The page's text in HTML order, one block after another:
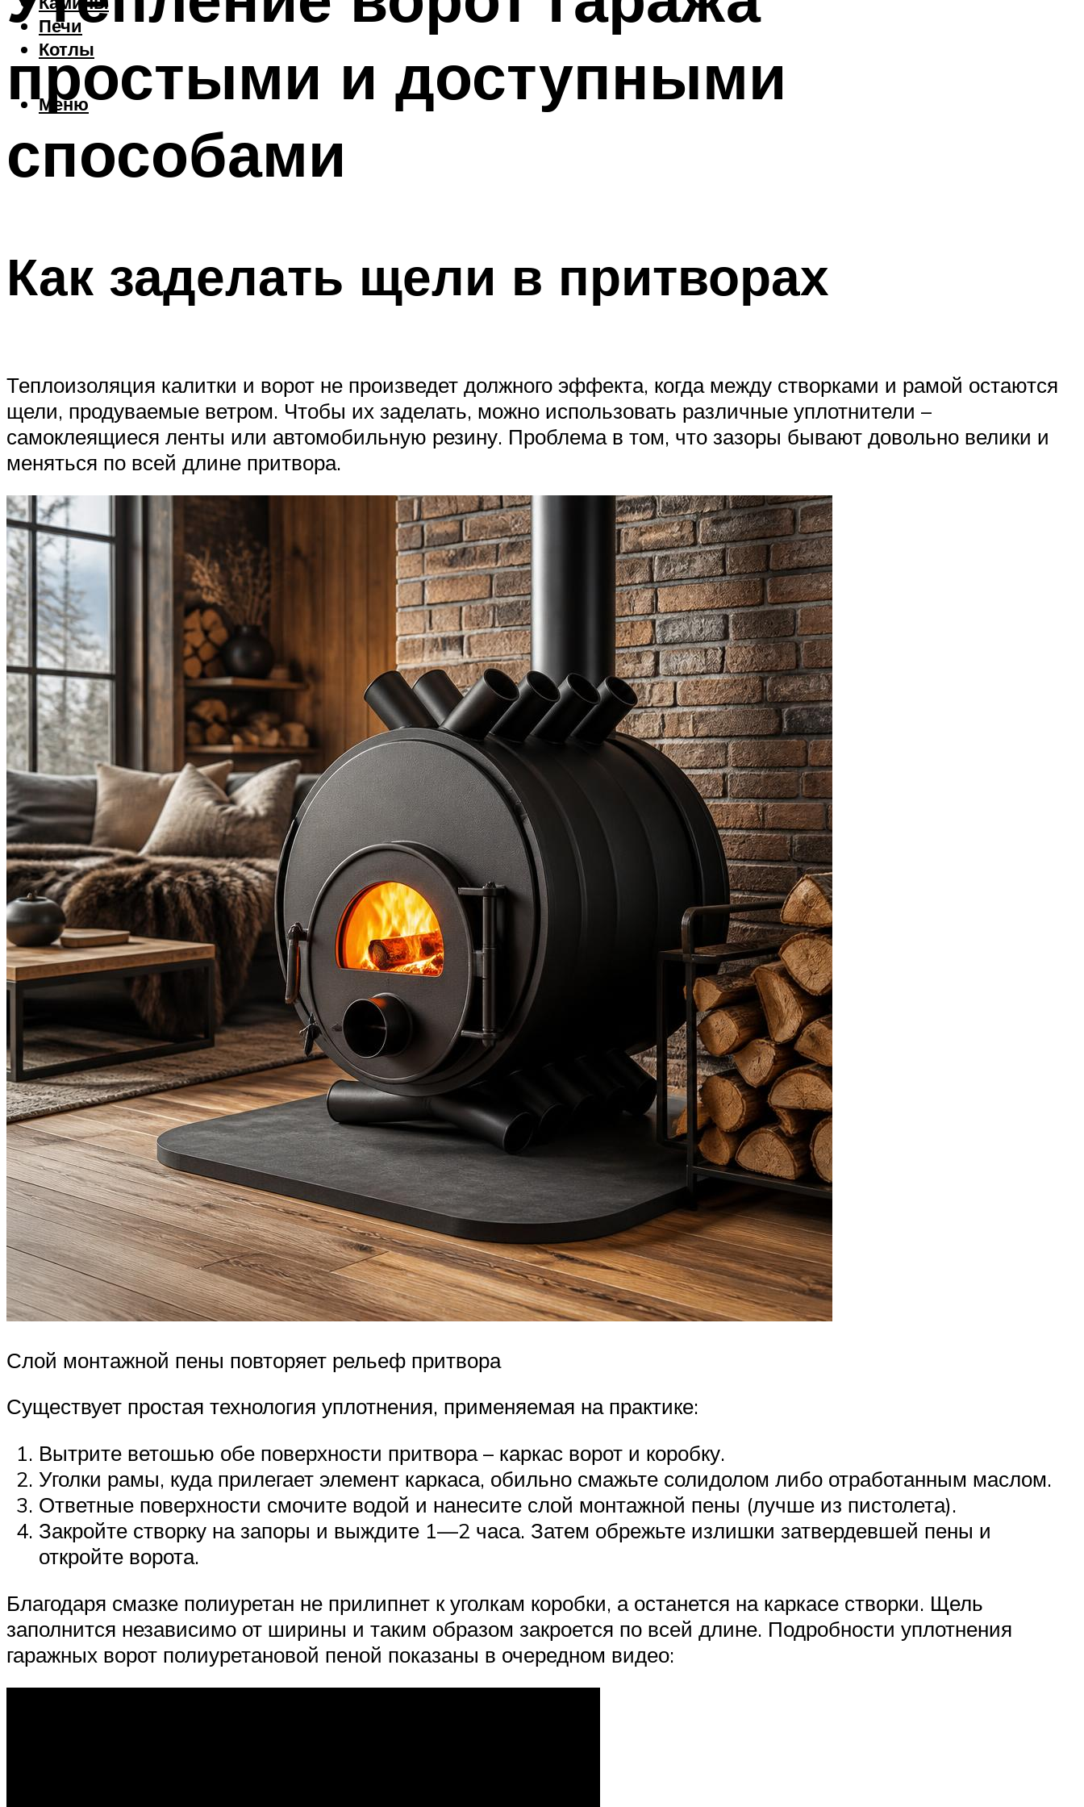
Печи
Котлы
Меню
простыми и доступными
способами
Как заделать щели в притворах
Теплоизоляция калитки и ворот не произведет должного эффекта, когда между створками и рамой остаются
щели, продуваемые ветром. Чтобы их заделать, можно использовать различные уплотнители –
самоклеящиеся ленты или автомобильную резину. Проблема в том, что зазоры бывают довольно велики и
меняться по всей длине притвора.
Слой монтажной пены повторяет рельеф притвора
Существует простая технология уплотнения, применяемая на практике:
Вытрите ветошью обе поверхности притвора – каркас ворот и коробку.
Уголки рамы, куда прилегает элемент каркаса, обильно смажьте солидолом либо отработанным маслом.
Ответные поверхности смочите водой и нанесите слой монтажной пены (лучше из пистолета).
Закройте створку на запоры и выждите 1—2 часа. Затем обрежьте излишки затвердевшей пены и
откройте ворота.
Благодаря смазке полиуретан не прилипнет к уголкам коробки, а останется на каркасе створки. Щель
заполнится независимо от ширины и таким образом закроется по всей длине. Подробности уплотнения
гаражных ворот полиуретановой пеной показаны в очередном видео: